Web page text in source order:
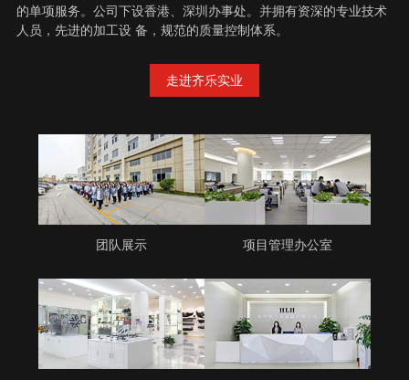
的单项服务。公司下设香港、深圳办事处。并拥有资深的专业技术
人员，先进的加工设 备，规范的质量控制体系。
走进齐乐实业
团队展示 项目管理办公室